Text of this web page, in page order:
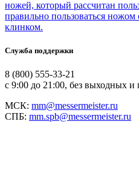
ножей, который рассчитан
правильно пользоваться
клинком.
Служба поддержки
8 (800) 555-33-21
с 9:00 до 21:00, без выходных и
МСК: mm@messermeister.ru
СПБ: mm.spb@messermeister.ru